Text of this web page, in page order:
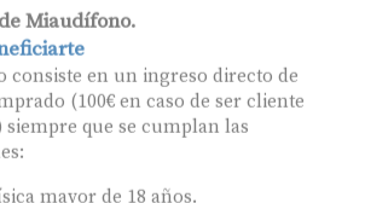
Miaudífono.
consiste en un ingreso directo de
(100€ en caso de ser cliente
que se cumplan las
mayor de 18 años.